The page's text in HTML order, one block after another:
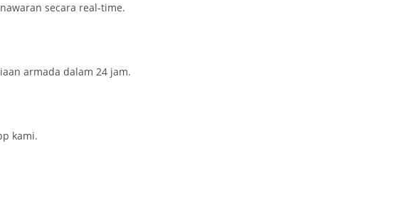
secara real-time.
armada dalam 24 jam.
kami.